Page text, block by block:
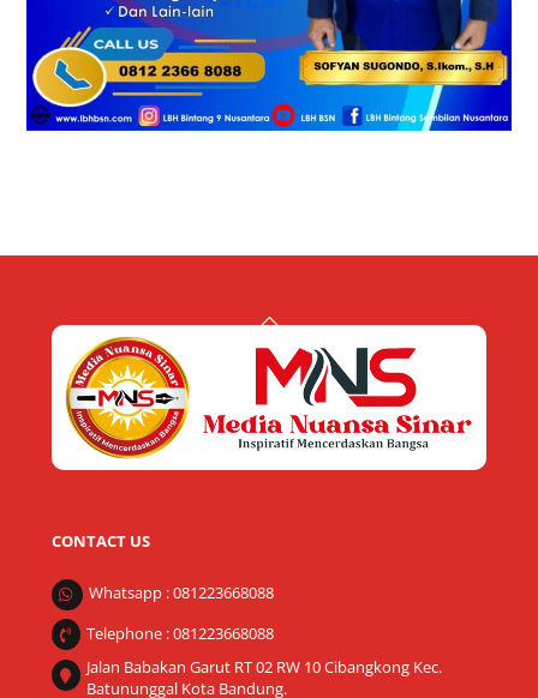
Back
Top
CONTACT US
Whatsapp : 081223668088
Telephone : 081223668088
Jalan Babakan Garut RT 02 RW 10 Cibangkong Kec.
Batununggal Kota Bandung.